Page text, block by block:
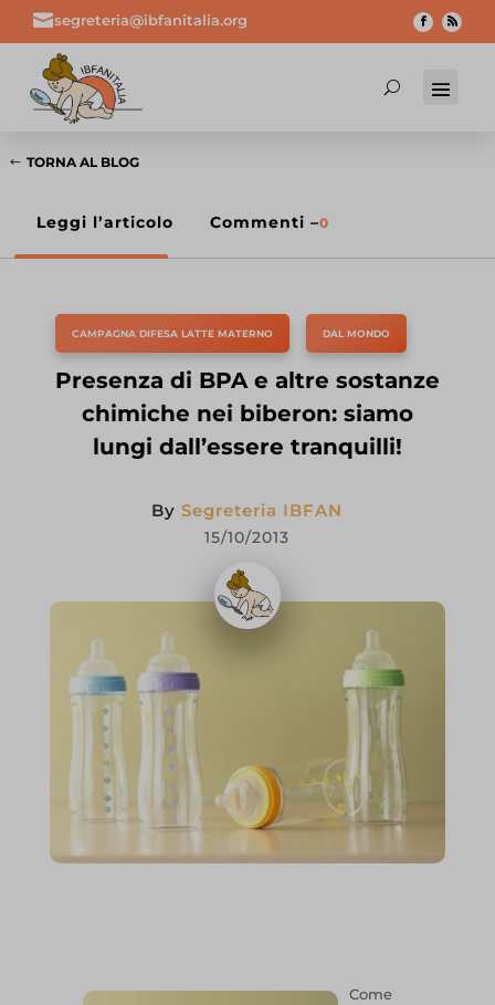
segreteria@ibfanitalia.org
TORNA AL BLOG
Leggi l’articolo Commenti –0
CAMPAGNA DIFESA LATTE MATERNO DAL MONDO
Presenza di BPA e altre sostanze
chimiche nei biberon: siamo
lungi dall’essere tranquilli!
BySegreteria IBFAN
15/10/2013
Come